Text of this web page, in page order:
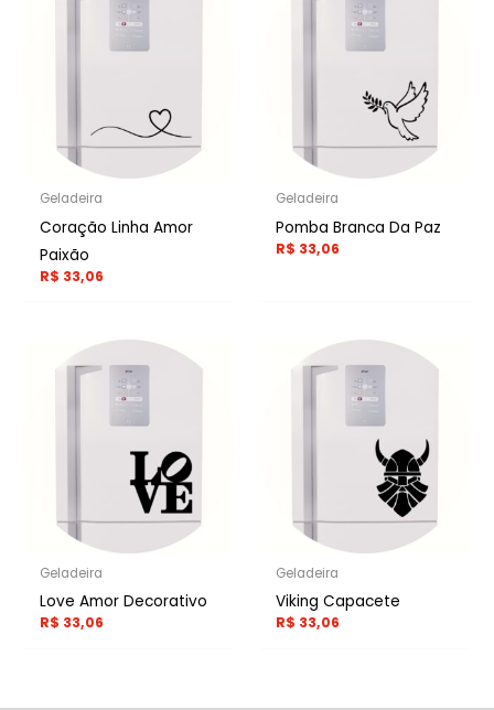
Geladeira
Coração Linha Amor
Paixão
R$ 33,06
Geladeira
Pomba Branca Da Paz
R$ 33,06
Geladeira
Love Amor Decorativo
R$ 33,06
Geladeira
Viking Capacete
R$ 33,06